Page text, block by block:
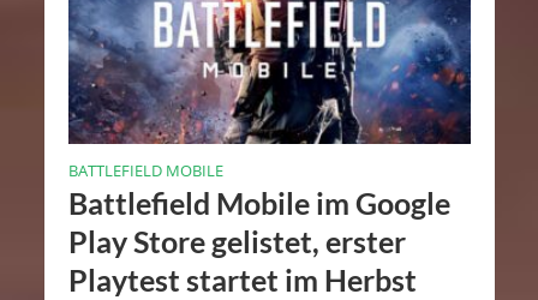
BATTLEFIELD MOBILE
Battlefield Mobile im Google
Play Store gelistet, erster
Playtest startet im Herbst